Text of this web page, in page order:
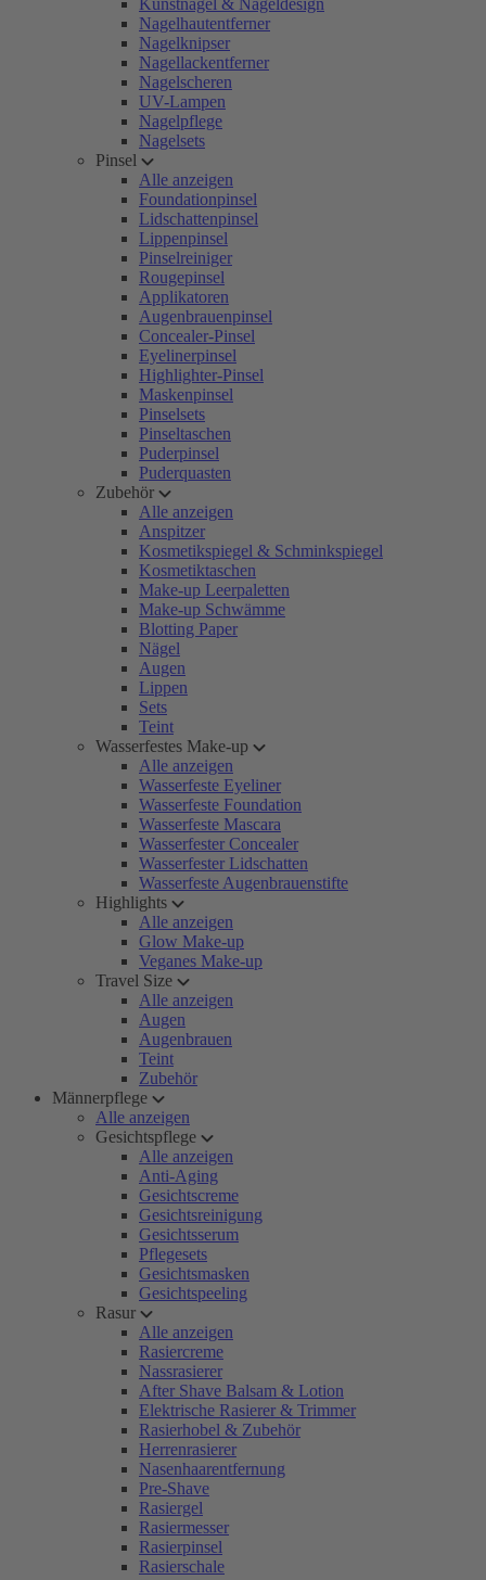
Kunstnägel & Nageldesign
Nagelhautentferner
Nagelknipser
Nagellackentferner
Nagelscheren
UV-Lampen
Nagelpflege
Nagelsets
Pinsel
Alle anzeigen
Foundationpinsel
Lidschattenpinsel
Lippenpinsel
Pinselreiniger
Rougepinsel
Applikatoren
Augenbrauenpinsel
Concealer-Pinsel
Eyelinerpinsel
Highlighter-Pinsel
Maskenpinsel
Pinselsets
Pinseltaschen
Puderpinsel
Puderquasten
Zubehör
Alle anzeigen
Anspitzer
Kosmetikspiegel & Schminkspiegel
Kosmetiktaschen
Make-up Leerpaletten
Make-up Schwämme
Blotting Paper
Nägel
Augen
Lippen
Sets
Teint
Wasserfestes Make-up
Alle anzeigen
Wasserfeste Eyeliner
Wasserfeste Foundation
Wasserfeste Mascara
Wasserfester Concealer
Wasserfester Lidschatten
Wasserfeste Augenbrauenstifte
Highlights
Alle anzeigen
Glow Make-up
Veganes Make-up
Travel Size
Alle anzeigen
Augen
Augenbrauen
Teint
Zubehör
Männerpflege
Alle anzeigen
Gesichtspflege
Alle anzeigen
Anti-Aging
Gesichtscreme
Gesichtsreinigung
Gesichtsserum
Pflegesets
Gesichtsmasken
Gesichtspeeling
Rasur
Alle anzeigen
Rasiercreme
Nassrasierer
After Shave Balsam & Lotion
Elektrische Rasierer & Trimmer
Rasierhobel & Zubehör
Herrenrasierer
Nasenhaarentfernung
Pre-Shave
Rasiergel
Rasiermesser
Rasierpinsel
Rasierschale